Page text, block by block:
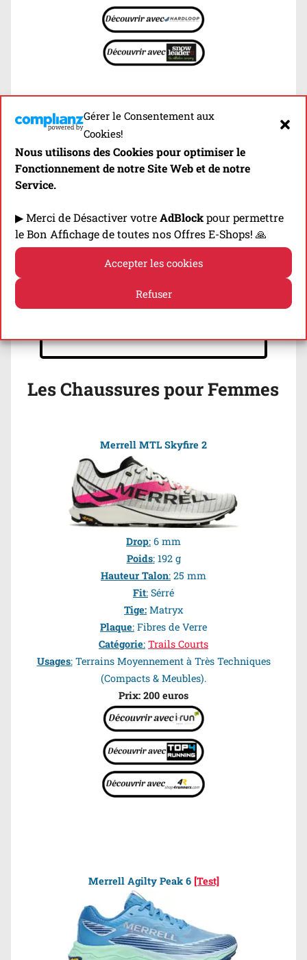
Gérer le Consentement aux
Cookies!
Nous utilisons des Cookies pour optimiser le
Fonctionnement de notre Site Web et de notre
Service.
▶ Merci de Désactiver votreAdBlockpour permettre
le Bon Affichage de toutes nos Offres E-Shops! 🙏
Accepter les cookies
Refuser
La 1ère Newsletter 100%
Matériel Trail!
Avec nous, pas de courrier indésirable.
Les Chaussures pour Femmes
Merrell MTL Skyfire 2
Drop: 6 mm
Poids:192 g
Hauteur Talon: 25 mm
Fit: Sérré
Tige: Matryx
Plaque: Fibres de Verre
Catégorie: Trails Courts
Usages:Terrains Moyennement à Très Techniques
(Compacts & Meubles).
Prix: 200 euros
Merrell Agilty Peak 6 [Test]